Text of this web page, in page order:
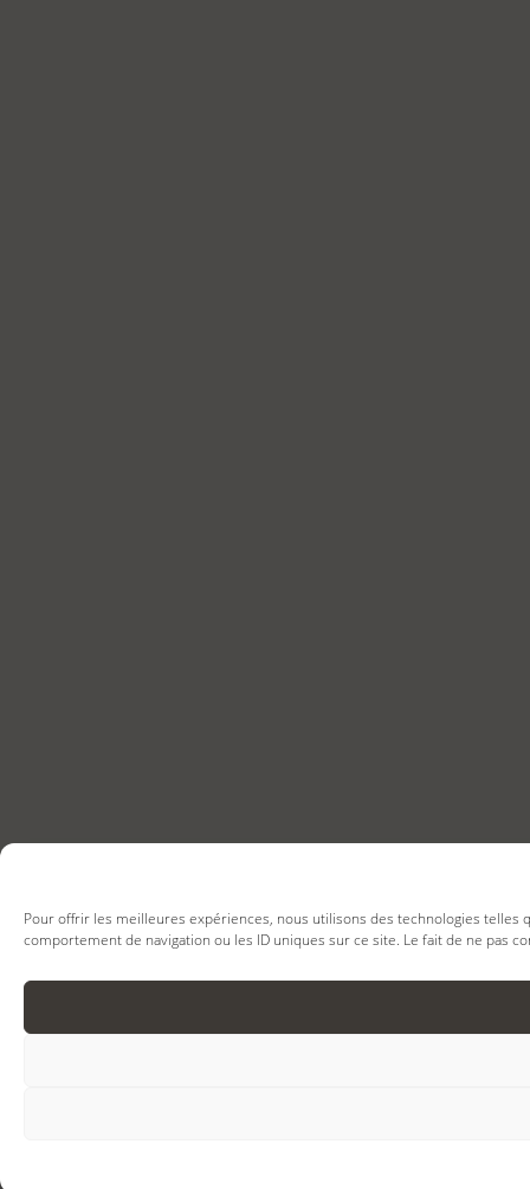
Pour offrir les meilleures expériences, nous utilisons des technologies
comportement de navigation ou les ID uniques sur ce site. Le fait de ne